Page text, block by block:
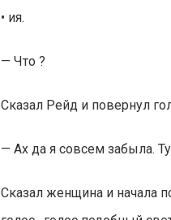
• ия.
— Что ?
Сказал Рейд и повернул
— Ах да я совсем забыла.
Сказал женщина и начала